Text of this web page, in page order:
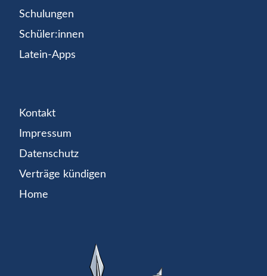
Schulungen
Schüler:innen
Latein-Apps
Kontakt
Impressum
Datenschutz
Verträge kündigen
Home